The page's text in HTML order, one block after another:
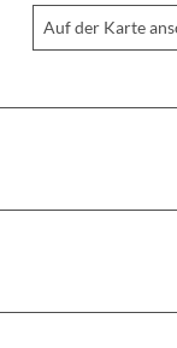
Auf der Karte